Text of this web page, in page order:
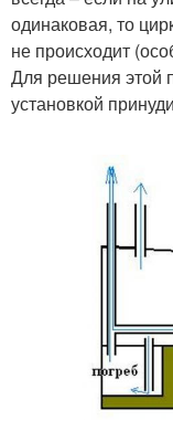
одинаковая, то
не происходит
Для решения этой
установкой